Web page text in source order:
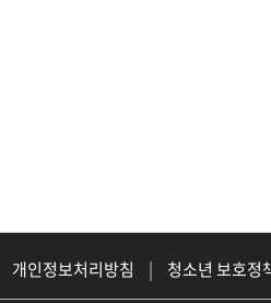
개인정보처리방침 |
청소년 보호정